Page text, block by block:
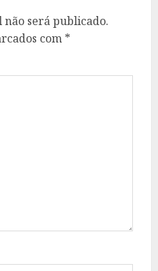
não será publicado.
com *